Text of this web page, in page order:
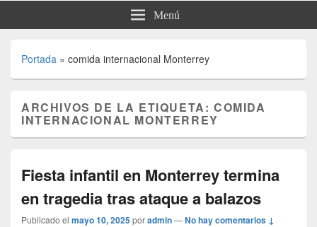
Menú
Portada » comida internacional Monterrey
ARCHIVOS DE LA ETIQUETA:COMIDA
INTERNACIONAL MONTERREY
Fiesta infantil en Monterrey termina
en tragedia tras ataque a balazos
Publicado el mayo 10, 2025poradmin—No hay comentarios ↓